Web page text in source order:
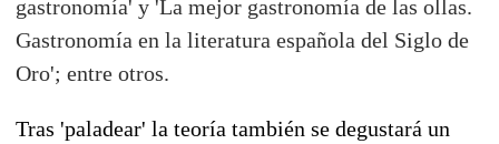
gastronomía' y 'La mejor gastronomía de las ollas.
Gastronomía en la literatura española del Siglo de
Oro'; entre otros.
Tras 'paladear' la teoría también se degustará un